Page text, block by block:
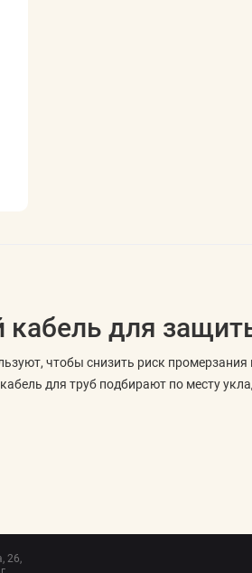
для
чтобы снизить риск
для труб подбирают по месту
контакта с водой, оболочки
участка, ввод воды в дом, труба в
на метр, длину комплекта, тип
26,